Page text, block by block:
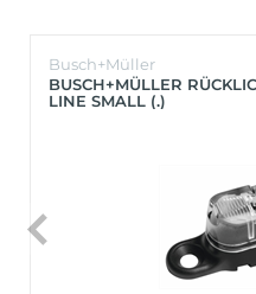
Busch+Müller
BUSCH+MÜLLER
LINE SMALL (.)